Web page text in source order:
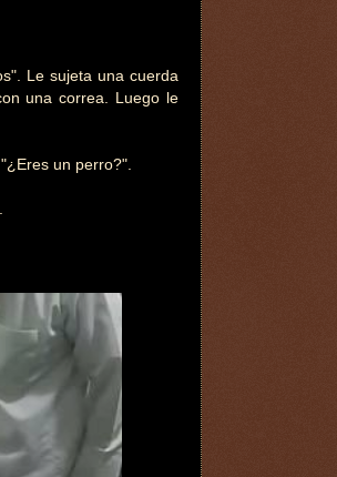
Le sujeta una cuerda
una correa. Luego le
un perro?".